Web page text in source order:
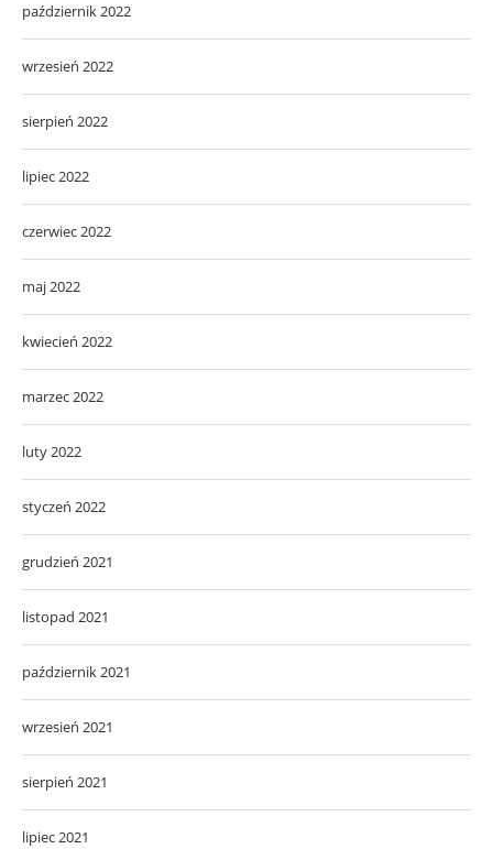
październik 2022
wrzesień 2022
sierpień 2022
lipiec 2022
czerwiec 2022
maj 2022
kwiecień 2022
marzec 2022
luty 2022
styczeń 2022
grudzień 2021
listopad 2021
październik 2021
wrzesień 2021
sierpień 2021
lipiec 2021